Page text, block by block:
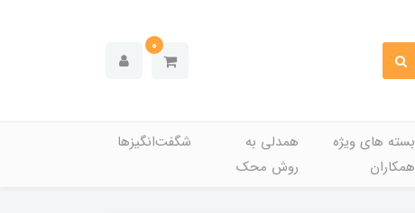
0
بسته های ویژه
همکاران
همدلی به
روش محک
شگفت‌انگیزها